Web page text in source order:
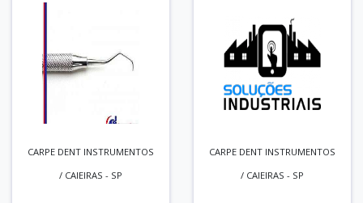
CARPE DENT INSTRUMENTOS
/ CAIEIRAS - SP
CARPE DENT INSTRUMENTOS
/ CAIEIRAS - SP